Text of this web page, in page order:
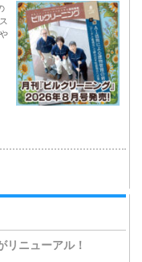
リニューアル！